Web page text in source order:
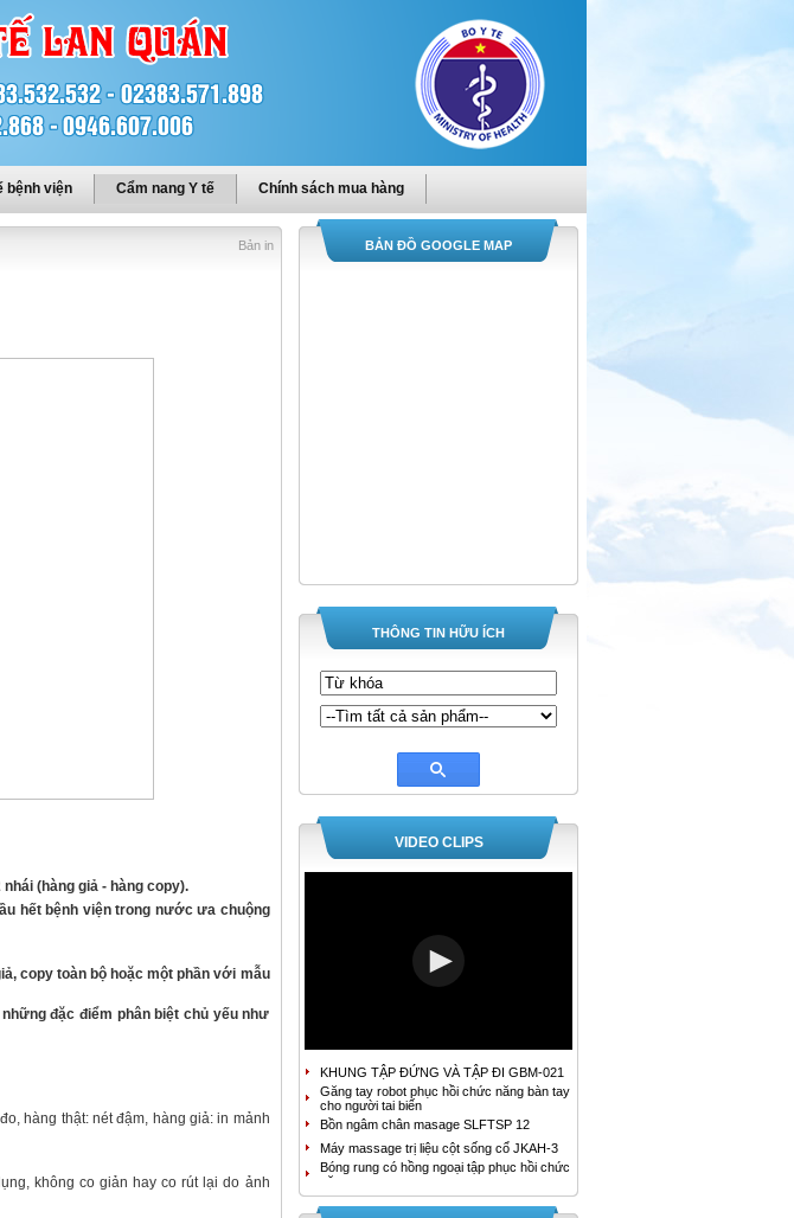
bệnh viện Cẩm nang Y tế Chính sách mua hàng
Bản in
(hàng giả - hàng copy).
hết bệnh viện trong nước ưa chuộng
copy toàn bộ hoặc một phần với mẫu
đặc điểm phân biệt chủ yếu như
hàng thật: nét đậm, hàng giả: in mảnh
không co giản hay co rút lại do ảnh
BẢN ĐỒ GOOGLE MAP
THÔNG TIN HỮU ÍCH
VIDEO CLIPS
KHUNG TẬP ĐỨNG VÀ TẬP ĐI GBM-021
Găng tay robot phục hồi chức năng bàn tay
cho người tai biến
Bồn ngâm chân masage SLFTSP 12
Máy massage trị liệu cột sống cổ JKAH-3
Bóng rung có hồng ngoại tập phục hồi chức
năng tay
MÁY MASSAGE TRỊ LIỆU ĐAU LƯNG
JKAH-2